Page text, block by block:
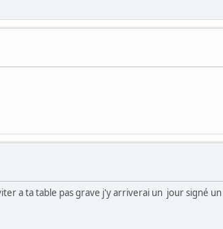
a ta table pas grave j'y arriverai un jour signé